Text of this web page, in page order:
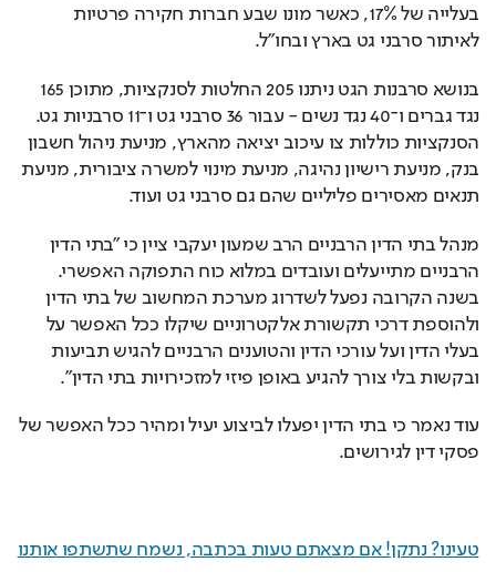
בעלייה של 17%, כאשר מונו שבע חברות חקירה פרטיות
לאיתור סרבני גט בארץ ובחו"ל.
בנושא סרבנות הגט ניתנו 205 החלטות לסנקציות, מתוכן 165
נגד גברים ו־40 נגד נשים - עבור 36 סרבני גט ו־11 סרבניות גט.
הסנקציות כוללות צו עיכוב יציאה מהארץ, מניעת ניהול חשבון
בנק, מניעת רישיון נהיגה, מניעת מינוי למשרה ציבורית, מניעת
תנאים מאסירים פליליים שהם גם סרבני גט ועוד.
מנהל בתי הדין הרבניים הרב שמעון יעקבי ציין כי "בתי הדין
הרבניים מתייעלים ועובדים במלוא כוח התפוקה האפשרי.
בשנה הקרובה נפעל לשדרוג מערכת המחשוב של בתי הדין
ולהוספת דרכי תקשורת אלקטרוניים שיקלו ככל האפשר על
בעלי הדין ועל עורכי הדין והטוענים הרבניים להגיש תביעות
ובקשות בלי צורך להגיע באופן פיזי למזכירויות בתי הדין".
עוד נאמר כי בתי הדין יפעלו לביצוע יעיל ומהיר ככל האפשר של
פסקי דין לגירושים.
טעינו? נתקן! אם מצאתם טעות בכתבה, נשמח שתשתפו אותנו